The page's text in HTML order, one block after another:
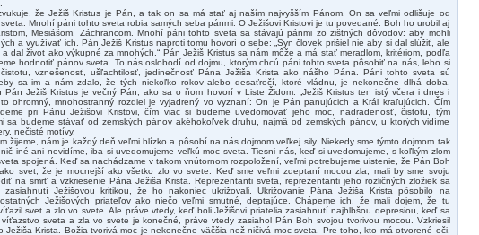
že Ježiš Kristus je Pán, a tak on sa má stať aj naším najvyšším Pánom. On sa veľmi odlišuje od
Mnohí páni tohto sveta robia samých seba pánmi. O Ježišovi Kristovi je tu povedané. Boh ho urobil aj
Mesiášom, Záchrancom. Mnohí páni tohto sveta sa stávajú pánmi zo zištných dôvodov: aby mohli
a využívať ich. Pán Ježiš Kristus naproti tomu hovorí o sebe: „Syn človek prišiel nie aby si dal slúžiť, ale
dal život ako výkupné za mnohých.“ Pán Ježiš Kristus sa nám môže a má stať meradlom, kritériom, podľa
hodnotiť pánov sveta. To nás oslobodí od dojmu, ktorým chcú páni tohto sveta pôsobiť na nás, lebo si
vznešenosť, ušľachtilosť, jedinečnosť Pána Ježiša Krista ako nášho Pána. Páni tohto sveta sú
sa im a nám zdalo, že tých niekoľko rokov alebo desaťročí, ktoré vládnu, je nekonečne dlhá doba.
Pán Ježiš Kristus je večný Pán, ako sa o ňom hovorí v Liste Židom: „Ježiš Kristus ten istý včera i dnes i
ohromný, mnohostranný rozdiel je vyjadrený vo vyznaní: On je Pán panujúcich a Kráľ kraľujúcich. Čím
pri Pánu Ježišovi Kristovi, čím viac si budeme uvedomovať jeho moc, nadradenosť, čistotu, tým
sa budeme stávať od zemských pánov akéhokoľvek druhu, najmä od zemských pánov, u ktorých vidíme
nečisté motívy.
žijeme, nám je každý deň veľmi blízko a pôsobí na nás dojmom veľkej sily. Niekedy sme týmto dojmom tak
iné ani nevidíme, iba si uvedomujeme veľkú moc sveta. Tiesni nás, keď si uvedomujeme, s koľkým zlom
spojená. Keď sa nachádzame v takom vnútornom rozpoložení, veľmi potrebujeme uistenie, že Pán Boh
svet, že je mocnejší ako všetko zlo vo svete. Keď sme veľmi zdeptaní mocou zla, mali by sme svoju
na smrť a vzkriesenie Pána Ježiša Krista. Reprezentanti sveta, reprezentanti jeho rozličných zložiek sa
zasiahnutí Ježišovou kritikou, že ho nakoniec ukrižovali. Ukrižovanie Pána Ježiša Krista pôsobilo na
Ježišových priateľov ako niečo veľmi smutné, deptajúce. Chápeme ich, že mali dojem, že tu
svet a zlo vo svete. Ale práve vtedy, keď boli Ježišovi priatelia zasiahnutí najhlbšou depresiou, keď sa
sveta a zla vo svete je konečné, práve vtedy zasiahol Pán Boh svojou tvorivou mocou. Vzkriesil
Ježiša Krista. Božia tvorivá moc je nekonečne väčšia než ničivá moc sveta. Pre toho, kto má otvorené oči,